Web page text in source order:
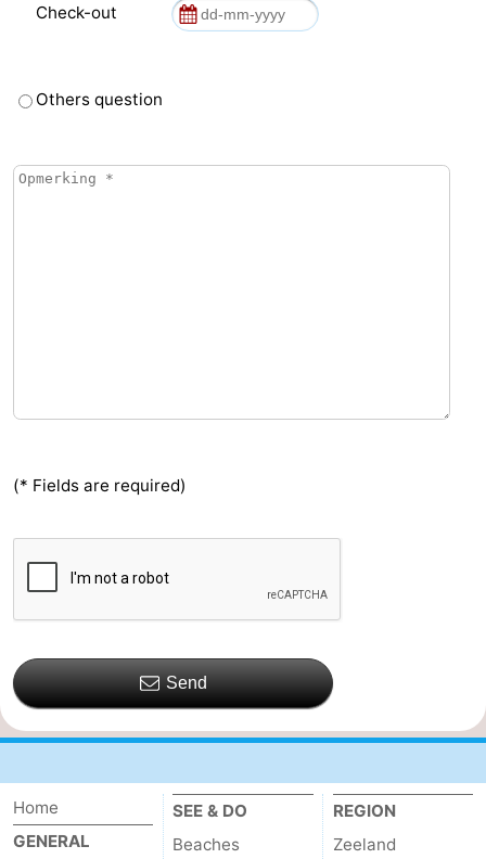
Check-out
Others question
(* Fields are required)
Send
Home
GENERAL
SEE & DO
Beaches
REGION
Zeeland